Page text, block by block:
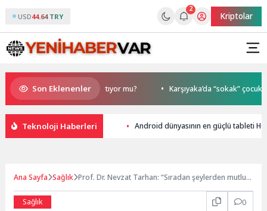
USD44.64 TRY
2
Kriptolar
Son Eklenenler
Kolon Kanseri Riski Artıyor mu? Karşıyaka’da “sokak” çocukların!
Teknoloji Haberleri Android dünyasının en güçlü tableti
Ana Sayfa Sağlık Prof. Dr. Nevzat Tarhan: “Sıradan şeylerden mutlu
Sağlık 0